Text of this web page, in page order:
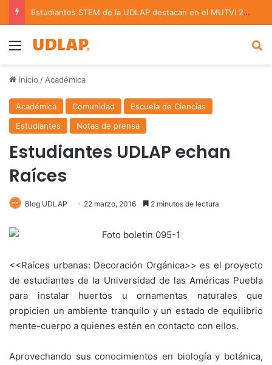
Estudiantes STEM de la UDLAP destacan en el MUTVI 2026
Menu
Inicio / Académica
Académica Comunidad
Escuela de Ciencias
Estudiantes
Notas de prensa
Estudiantes UDLAP echan
Raíces
Blog UDLAP 22 marzo, 2016 2 minutos de lectura
<<Raíces urbanas: Decoración Orgánica>> es el proyecto
de estudiantes de la Universidad de las Américas Puebla
para instalar huertos u ornamentas naturales que
propicien un ambiente tranquilo y un estado de equilibrio
mente-cuerpo a quienes estén en contacto con ellos.
Aprovechando sus conocimientos en biología y botánica,